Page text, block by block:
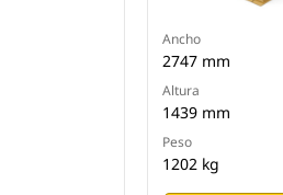
Ancho
2747 mm
Altura
1439 mm
Peso
1202 kg